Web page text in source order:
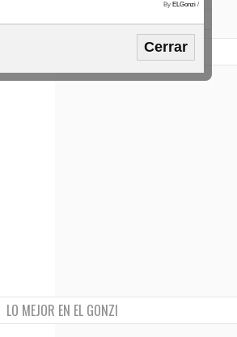
LO MEJOR EN EL GONZI
By ELGonzi /
Cerrar